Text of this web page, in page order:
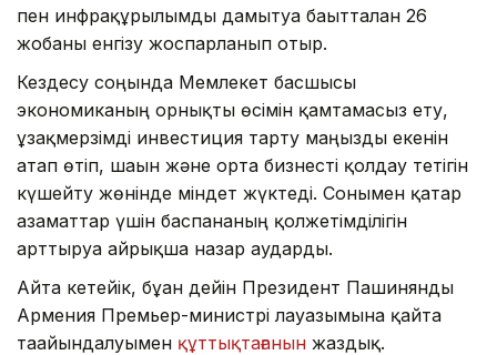
пен инфрақұрылымды дамытуға бағытталған 26
жобаны енгізу жоспарланып отыр.
Кездесу соңында Мемлекет басшысы
экономиканың орнықты өсімін қамтамасыз ету,
ұзақмерзімді инвестиция тарту маңызды екенін
атап өтіп, шағын және орта бизнесті қолдау тетігін
күшейту жөнінде міндет жүктеді. Сонымен қатар
азаматтар үшін баспананың қолжетімділігін
арттыруға айрықша назар аударды.
Айта кетейік, бұған дейін Президент Пашинянды
Армения Премьер-министрі лауазымына қайта
тағайындалуымен құттықтағанын жаздық.